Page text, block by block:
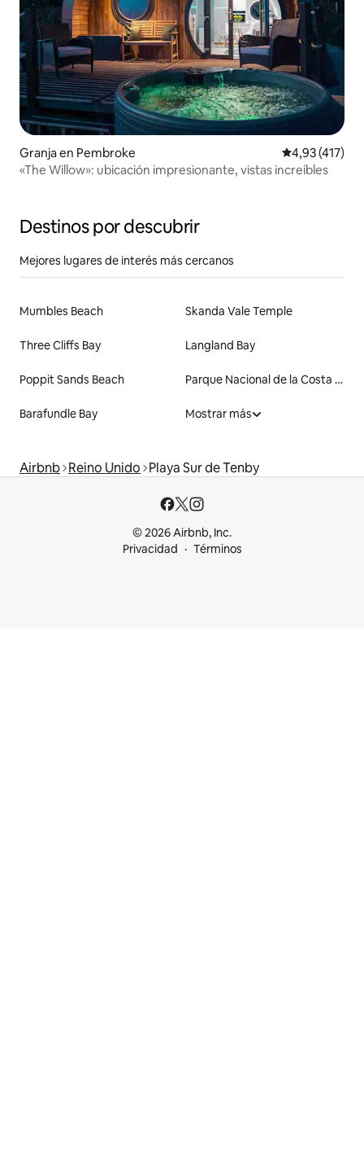
Granja en Pembroke Calificación
4,93 (417)
«The Willow»: ubicación impresionante, vistas increíbles
Destinos por descubrir
Mejores lugares de interés más cercanos
Mumbles Beach Skanda Vale Temple
Three Cliffs Bay Langland Bay
Poppit Sands Beach Parque Nacional de la Costa de Pembrokeshire
Barafundle Bay Mostrar más
Airbnb Reino Unido Playa Sur de Tenby
© 2026 Airbnb, Inc.
Privacidad
Términos